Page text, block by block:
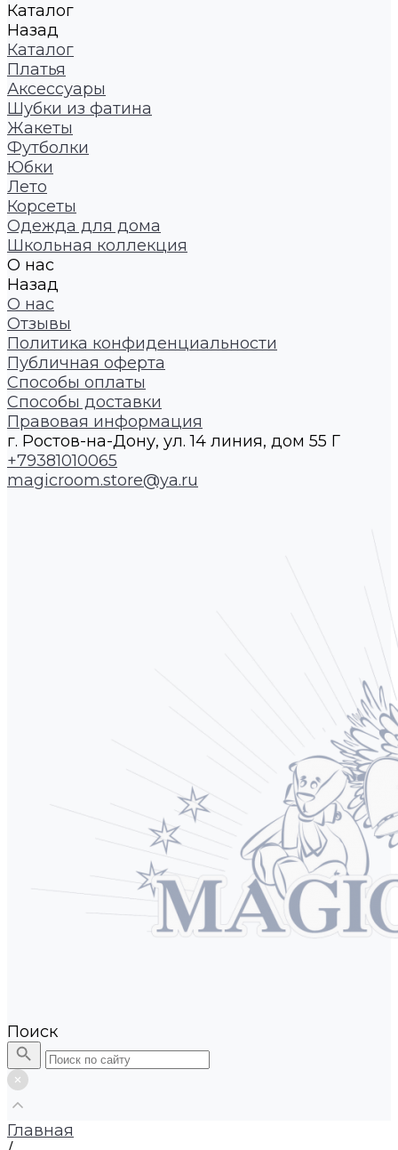
Каталог
Назад
Каталог
Платья
Аксессуары
Шубки из фатина
Жакеты
Футболки
Юбки
Лето
Корсеты
Одежда для дома
Школьная коллекция
О нас
Назад
О нас
Отзывы
Политика конфиденциальности
Публичная оферта
Способы оплаты
Способы доставки
Правовая информация
г. Ростов-на-Дону, ул. 14 линия, дом 55 Г
+79381010065
magicroom.store@ya.ru
Поиск
Главная